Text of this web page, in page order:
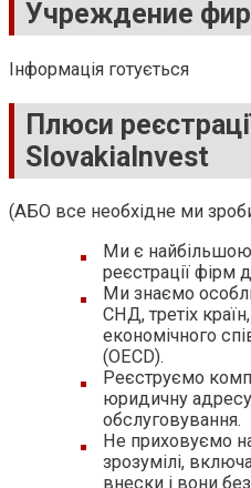
Учреждение
Інформація готується
Плюси
SlovakiaInvest
(АБО все необхідне ми
Ми є найбільшою
реєстрації фірм
Ми знаємо
СНД, третіх
економічного
(OECD).
Реєструємо
юридичну адресу
обслуговування.
Не приховуємо
зрозумілі,
внески і вони